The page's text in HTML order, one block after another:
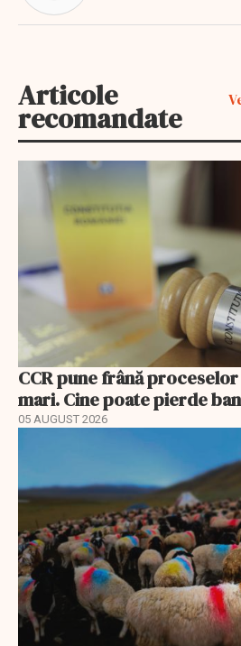
Articole
recomandate
CCR pune frână
mari. Cine poate pierde
05 AUGUST 2026